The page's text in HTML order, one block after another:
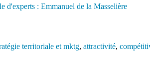
territoriale et mktg, attractivité,